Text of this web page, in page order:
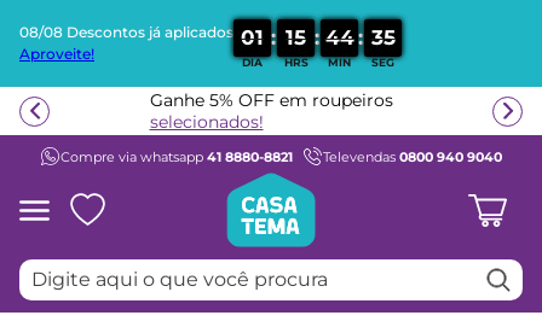
08/08 Descontos já aplicados
Aproveite!
01
DIA
: 15
HRS
: 44
MIN
: 35
SEG
Ganhe 5% OFF em roupeiros
selecionados!
Compre via whatsapp 41 8880-8821 Televendas 0800 940 9040
Digite aqui o que você procura
1º
guarda roupa
3º
bicama
º
escrivaninha
6º
petit